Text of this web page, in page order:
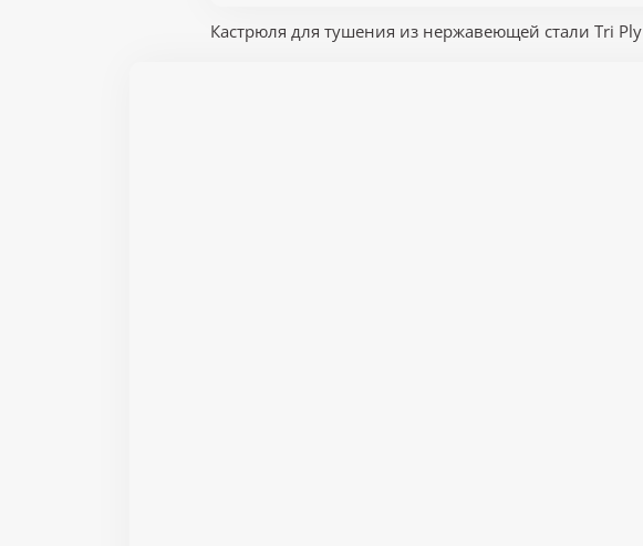
Кастрюля для тушения из нержавеющей стали Tri Ply